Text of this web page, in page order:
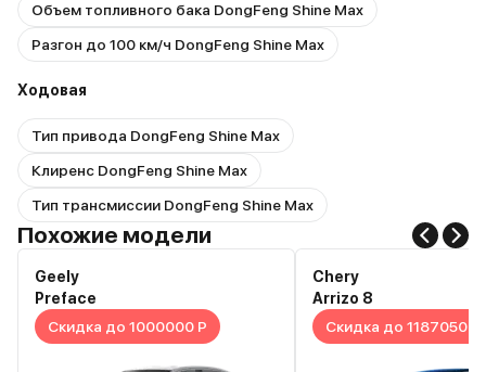
Объем топливного бака DongFeng Shine Max
Разгон до 100 км/ч DongFeng Shine Max
Ходовая
Тип привода DongFeng Shine Max
Клиренс DongFeng Shine Max
Тип трансмиссии DongFeng Shine Max
Похожие модели
Geely
Preface
Скидка до 1000000 Р
Chery
Arrizo 8
Скидка до 1187050 Р